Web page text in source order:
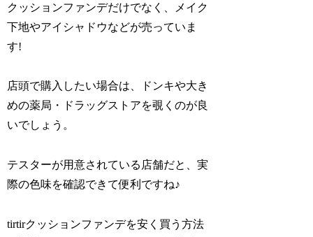
クッションファンデだけでなく、メイク
下地やアイシャドウなどが売っていま
す!
店頭で購入したい場合は、ドンキや大き
めの薬局・ドラッグストアを覗くのが良
いでしょう。
テスターが用意されている店舗だと、実
際の色味を確認できて便利ですね♪
tirtirクッションファンデを安く買う方法